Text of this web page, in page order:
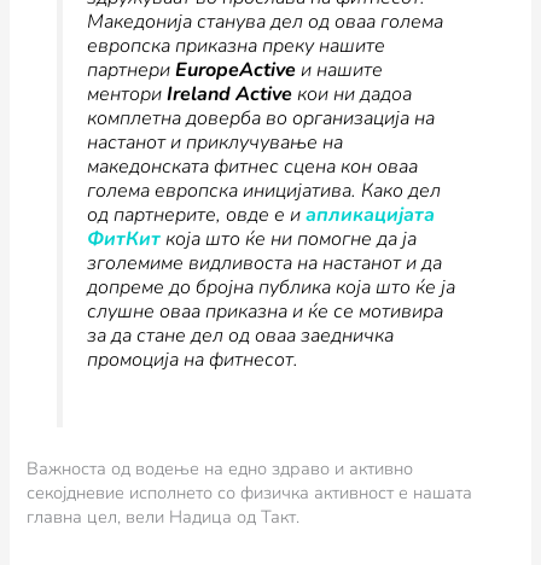
Македонија станува дел од оваа голема
европска приказна преку нашите
партнериEuropeActiveи нашите
менториIreland Activeкои ни дадоа
комплетна доверба во организација на
настанот и приклучување на
македонската фитнес сцена кон оваа
голема европска иницијатива. Како дел
од партнерите, овде е иапликацијата
ФитКиткоја што ќе ни помогне да ја
зголемиме видливоста на настанот и да
допреме до бројна публика која што ќе ја
слушне оваа приказна и ќе се мотивира
за да стане дел од оваа заедничка
промоција на фитнесот.
Важноста од водење на едно здраво и активно
секојдневие исполнето со физичка активност е нашата
главна цел, вели Надица од Такт.